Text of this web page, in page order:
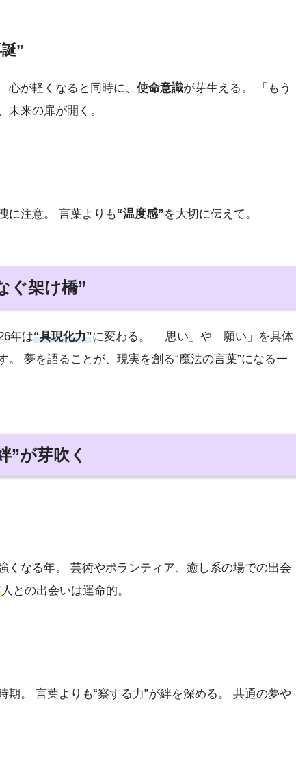
”
心が軽くなると同時に、 使命意識が芽生える。 「もう
未来の扉が開く。
に注意。 言葉よりも“温度感”を大切に伝えて。
ぐ架け橋”
年は“具現化力”に変わる。 「思い」や「願い」を具体
。 夢を語ることが、現実を創る“魔法の言葉”になる一
”が芽吹く
くなる年。 芸術やボランティア、癒し系の場での出会
人との出会いは運命的。
期。 言葉よりも“察する力”が絆を深める。 共通の夢や